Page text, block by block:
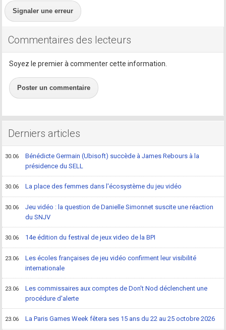
Signaler une erreur
Commentaires des lecteurs
Soyez le premier à commenter cette information.
Poster un commentaire
Derniers articles
30.06
Bénédicte Germain (Ubisoft) succède à James Rebours à la
présidence du SELL
30.06 La place des femmes dans l'écosystème du jeu vidéo
30.06
Jeu vidéo : la question de Danielle Simonnet suscite une réaction
du SNJV
30.06 14e édition du festival de jeux video de la BPI
23.06
Les écoles françaises de jeu vidéo confirment leur visibilité
internationale
23.06
Les commissaires aux comptes de Don't Nod déclenchent une
procédure d'alerte
23.06 La Paris Games Week fêtera ses 15 ans du 22 au 25 octobre 2026